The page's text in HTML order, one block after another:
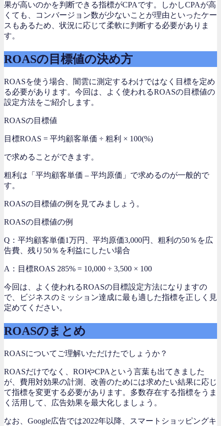
果が高いのかを判断できる指標がCPAです。しかしCPAが高
くても、コンバージョン数が少ないことが理由といったケー
スもあるため、状況に応じて柔軟に判断する必要がありま
す。
ROASの目標値の決め方
ROASを使う場合、闇雲に測定するわけではなく目標を定め
る必要があります。今回は、よく使われるROASの目標値の
設定方法をご紹介します。
ROASの目標値
目標ROAS = 平均顧客単価 ÷ 粗利 × 100(%)
で求めることができます。
粗利は「平均顧客単価 – 平均原価」で求めるのが一般的で
す。
ROASの目標値の例を見てみましょう。
ROASの目標値の例
Q： 平均顧客単価1万円、平均原価3,000円、粗利の50％を広
告費、残り50％を利益にしたい場合
A： 目標ROAS 285% = 10,000 ÷ 3,500 × 100
今回は、よく使われるROASの目標設定方法になりますの
で、ビジネスのミッション達成に最も適した指標を正しく見
定めてください。
ROASのまとめ
ROASについてご理解いただけたでしょうか？
ROASだけでなく、ROIやCPAという言葉も出てきました
が、費用対効果の計測、改善のためには求めたい結果に応じ
て指標を変更する必要があります。多数存在する指標をうま
く活用して、広告効果を最大化しましょう。
なお、Google広告では2022年以降、スマートショッピングキ